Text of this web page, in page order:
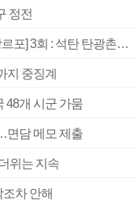
정전
[2026 부산청소년극지체험탐험대 현장르포] 3회 : 석탄 탄광촌에서 북극 연구의 중심지로
지 중징계
48개 시군 가뭄
면담 메모 제출
위는 지속
차 안해